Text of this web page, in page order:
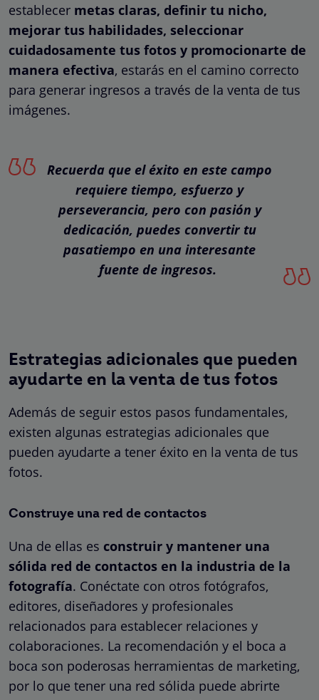
establecer metas claras, definir tu nicho,
mejorar tus habilidades, seleccionar
cuidadosamente tus fotos y promocionarte de
manera efectiva, estarás en el camino correcto
para generar ingresos a través de la venta de tus
imágenes.
Recuerda que el éxito en este campo
requiere tiempo, esfuerzo y
perseverancia, pero con pasión y
dedicación, puedes convertir tu
pasatiempo en una interesante
fuente de ingresos.
Estrategias adicionales que pueden
ayudarte en la venta de tus fotos
Además de seguir estos pasos fundamentales,
existen algunas estrategias adicionales que
pueden ayudarte a tener éxito en la venta de tus
fotos.
Construye una red de contactos
Una de ellas es construir y mantener una
sólida red de contactos en la industria de la
fotografía. Conéctate con otros fotógrafos,
editores, diseñadores y profesionales
relacionados para establecer relaciones y
colaboraciones. La recomendación y el boca a
boca son poderosas herramientas de marketing,
por lo que tener una red sólida puede abrirte